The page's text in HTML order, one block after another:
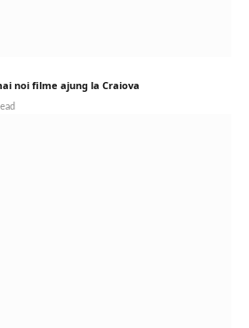
noi filme ajung la Craiova